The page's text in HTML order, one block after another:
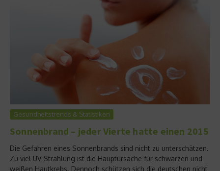
Gesundheitstrends & Statistiken
Sonnenbrand – jeder Vierte hatte einen 2015
Die Gefahren eines Sonnenbrands sind nicht zu unterschätzen.
Zu viel UV-Strahlung ist die Hauptursache für schwarzen und
weißen Hautkrebs. Dennoch schützen sich die deutschen nicht